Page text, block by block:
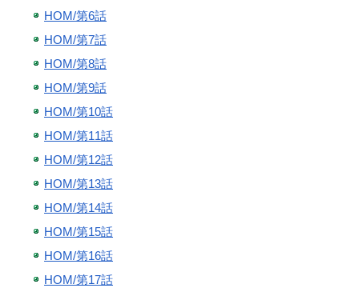
HOM/第6話
HOM/第7話
HOM/第8話
HOM/第9話
HOM/第10話
HOM/第11話
HOM/第12話
HOM/第13話
HOM/第14話
HOM/第15話
HOM/第16話
HOM/第17話